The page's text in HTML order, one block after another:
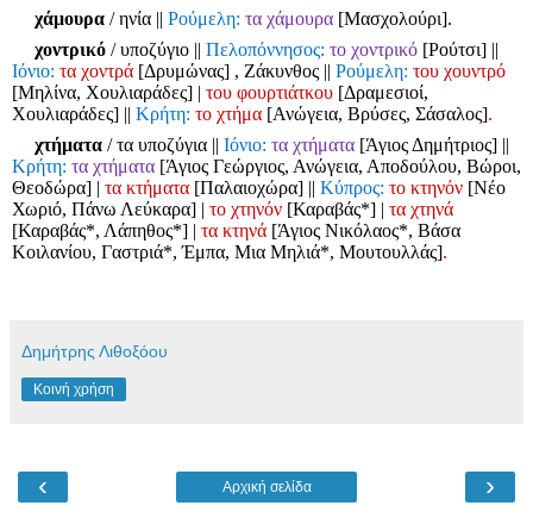
χάμουρα/ ηνία || Ρούμελη: τα χάμουρα [Μασχολούρι].
χοντρικό/ υποζύγιο || Πελοπόννησος: το χοντρικό[Ρούτσι] ||
Ιόνιο: τα χοντρά [Δρυμώνας] , Ζάκυνθος || Ρούμελη: του χουντρό
[Μηλίνα, Χουλιαράδες] | του φουρτιάτκου [Δραμεσιοί,
Χουλιαράδες] || Κρήτη: το χτήμα [Ανώγεια, Βρύσες, Σάσαλος].
χτήματα/ τα υποζύγια || Ιόνιο: τα χτήματα[Άγιος Δημήτριος]||
Κρήτη: τα χτήματα [Άγιος Γεώργιος, Ανώγεια, Αποδούλου, Βώροι,
Θεοδώρα] | τα κτήματα [Παλαιοχώρα] || Κύπρος: το κτηνόν [Νέο
Χωριό, Πάνω Λεύκαρα] | το χτηνόν [Καραβάς*] | τα χτηνά
[Καραβάς*, Λάπηθος*] | τα κτηνά [Άγιος Νικόλαος*, Βάσα
Κοιλανίου, Γαστριά*, Έμπα, Μια Μηλιά*, Μουτουλλάς].
Δημήτρης Λιθοξόου
Κοινή χρήση
‹ ›
Αρχική σελίδα